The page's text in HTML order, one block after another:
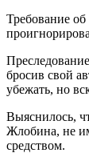
Требование об
бросив свой
убежать, но
Выяснилось,
Жлобина, не
средством.